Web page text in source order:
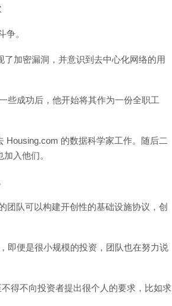
。
了加密漏洞，并意识到去中心化网络的用
些成功后，他开始将其作为一份全职工
Housing.com 的数据科学家工作。随后二
入他们。
团队可以构建开创性的基础设施协议，创
即便是很小规模的投资，团队也在努力说
得不向投资者提出很个人的要求，比如求